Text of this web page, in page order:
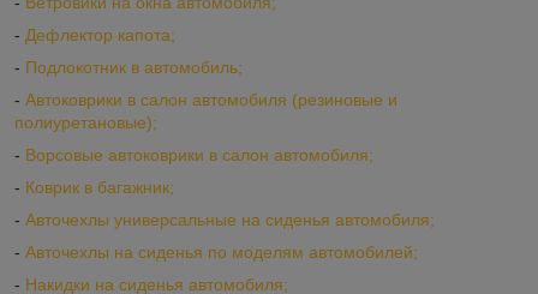
- Дефлектор капота;
- Подлокотник в автомобиль;
- Автоковрики в салон автомобиля (резиновые и
полиуретановые);
- Ворсовые автоковрики в салон автомобиля;
- Коврик в багажник;
- Авточехлы универсальные на сиденья автомобиля;
- Авточехлы на сиденья по моделям автомобилей;
- Накидки на сиденья автомобиля;